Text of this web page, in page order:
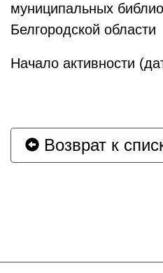
муниципальных
Белгородской области
Начало активности
Возврат к